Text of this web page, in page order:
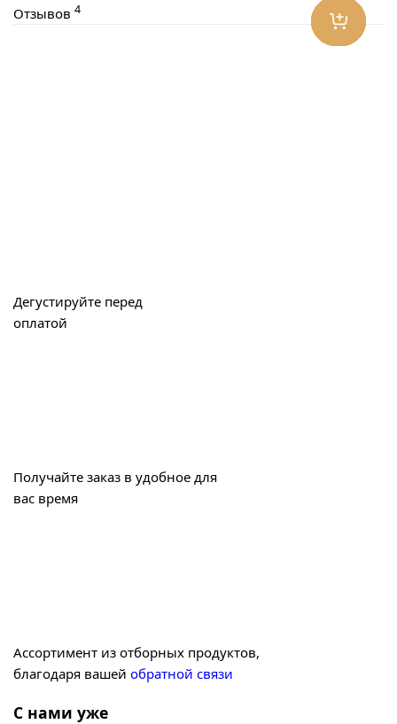
Отзывов 4
Дегустируйте перед
оплатой
Получайте заказ в удобное для
вас время
Ассортимент из отборных продуктов,
благодаря вашей обратной связи
С нами уже